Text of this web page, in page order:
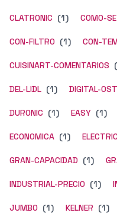
CLATRONIC (1) COMO-
CON-FILTRO (1) CON-
CUISINART-COMENTARIOS
DEL-LIDL (1) DIGITAL-
DURONIC (1) EASY (1)
ECONOMICA (1)
GRAN-CAPACIDAD (1)
INDUSTRIAL-PRECIO (1)
JUMBO (1) KELNER (1)